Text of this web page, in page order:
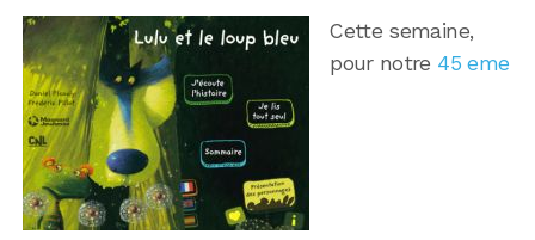
Cette semaine,
pour notre 45 eme